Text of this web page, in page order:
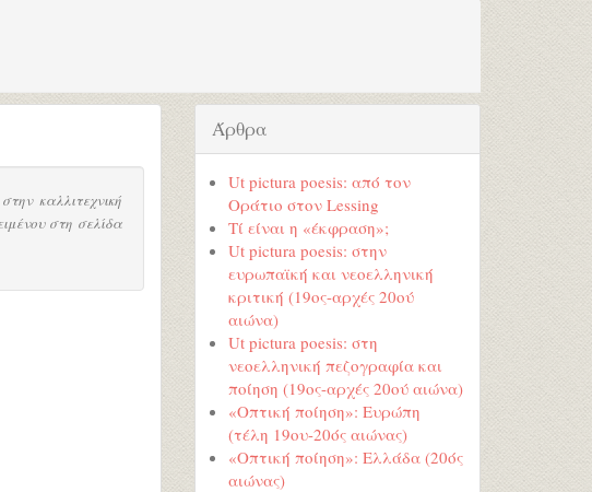
καλλιτεχνική
στη σελίδα
Άρθρα
Ut pictura poesis: από τον
Οράτιο στον Lessing
Τί είναι η «έκφραση»;
Ut pictura poesis: στην
ευρωπαϊκή και νεοελληνική
κριτική (19ος-αρχές 20ού
αιώνα)
Ut pictura poesis: στη
νεοελληνική πεζογραφία και
ποίηση (19ος-αρχές 20ού αιώνα)
«Οπτική ποίηση»: Ευρώπη
(τέλη 19ου-20ός αιώνας)
«Οπτική ποίηση»: Ελλάδα (20ός
αιώνας)